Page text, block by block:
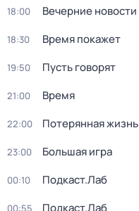
18:00 Вечерние новости
18:30 Время покажет
19:50 Пусть говорят
21:00 Время
22:00 Потерянная жизнь
23:00 Большая игра
00:10 Подкаст.Лаб
00:55 Подкаст.Лаб